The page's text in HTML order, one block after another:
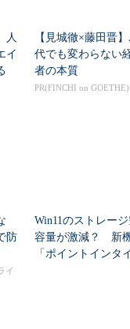
人
イ
【見城徹×藤田晋
代でも変わらない
者の本質
PR(FINCHI on GOETHE)
防
イ
Win11のストレージ
容量が激減？ 新
「ポイントインタ